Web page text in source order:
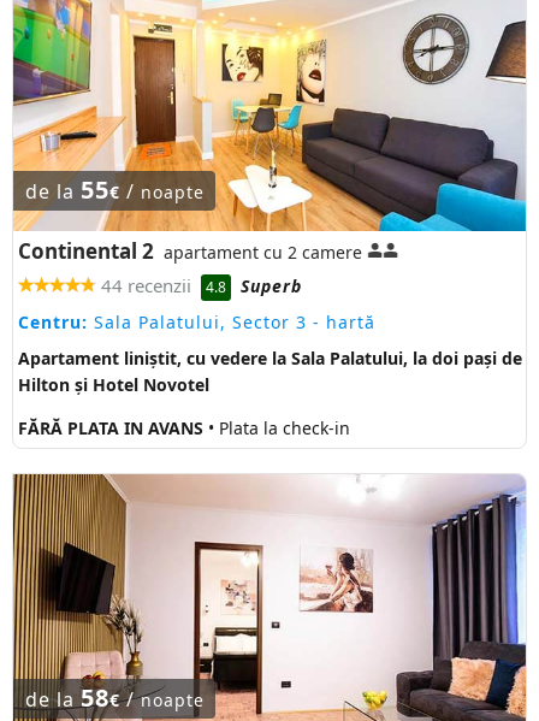
de la 55€ / noapte
Continental 2 apartament cu 2 camere
44 recenzii 4.8
Superb
Centru: Sala Palatului, Sector 3 - hartă
Apartament liniștit, cu vedere la Sala Palatului, la doi pași de
Hilton și Hotel Novotel
FĂRĂ PLATA IN AVANS • Plata la check-in
de la 58€/noapte